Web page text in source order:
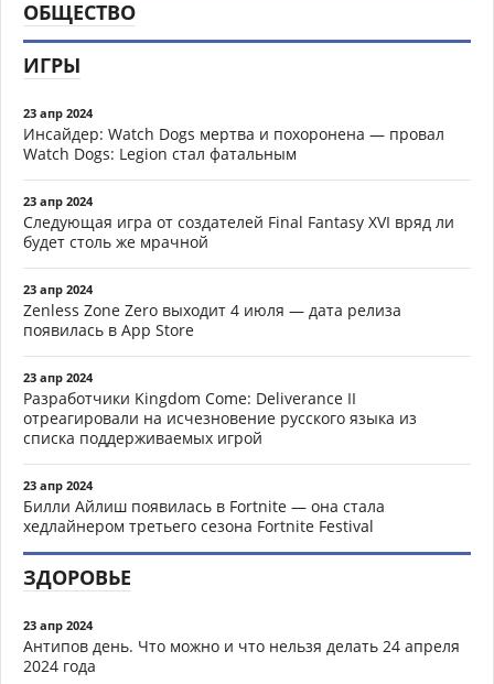
ОБЩЕСТВО
ИГРЫ
23 апр 2024
Инсайдер: Watch Dogs мертва и похоронена — провал
Watch Dogs: Legion стал фатальным
23 апр 2024
Следующая игра от создателей Final Fantasy XVI вряд ли
будет столь же мрачной
23 апр 2024
Zenless Zone Zero выходит 4 июля — дата релиза
появилась в App Store
23 апр 2024
Разработчики Kingdom Come: Deliverance II
отреагировали на исчезновение русского языка из
списка поддерживаемых игрой
23 апр 2024
Билли Айлиш появилась в Fortnite — она стала
хедлайнером третьего сезона Fortnite Festival
ЗДОРОВЬЕ
23 апр 2024
Антипов день. Что можно и что нельзя делать 24 апреля
2024 года